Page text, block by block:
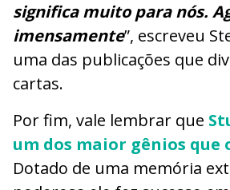
significa muito para nós.
imensamente”, escreveu
uma das publicações que
cartas.
Por fim, vale lembrar que
um dos maior gênios que
Dotado de uma memória